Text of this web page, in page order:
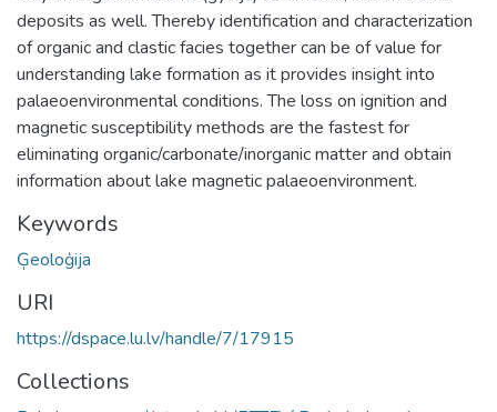
deposits as well. Thereby identification and characterization
of organic and clastic facies together can be of value for
understanding lake formation as it provides insight into
palaeoenvironmental conditions. The loss on ignition and
magnetic susceptibility methods are the fastest for
eliminating organic/carbonate/inorganic matter and obtain
information about lake magnetic palaeoenvironment.
Keywords
Ģeoloģija
URI
https://dspace.lu.lv/handle/7/17915
Collections